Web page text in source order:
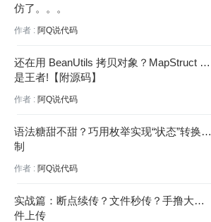
仿了。。。
作者 : 阿Q说代码
还在用 BeanUtils 拷贝对象？MapStruct 才
是王者!【附源码】
作者 : 阿Q说代码
语法糖甜不甜？巧用枚举实现“状态”转换限
制
作者 : 阿Q说代码
实战篇：断点续传？文件秒传？手撸大文
件上传